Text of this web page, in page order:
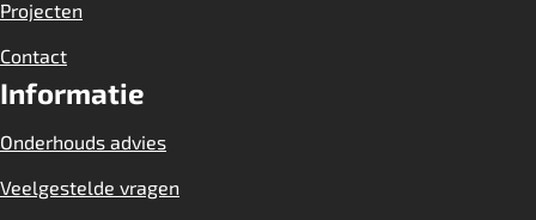
Projecten
Contact
Informatie
Onderhouds advies
Veelgestelde vragen